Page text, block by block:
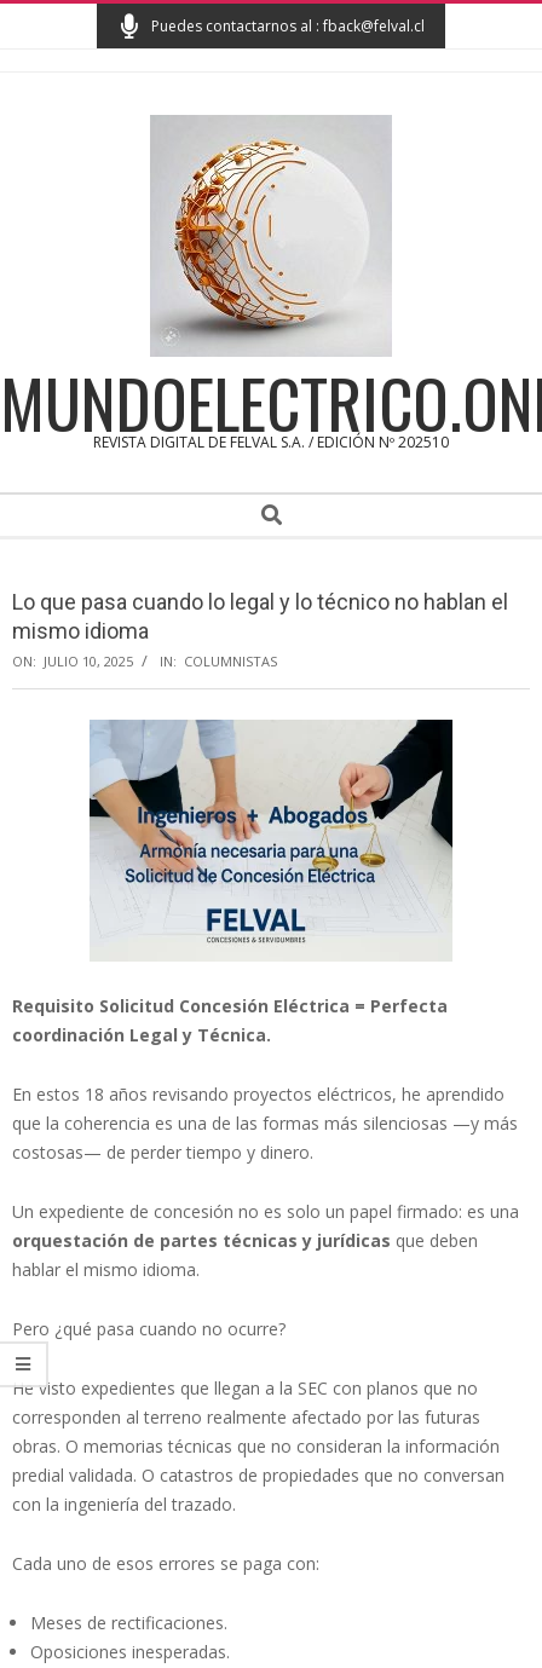
Puedes contactarnos al : fback@felval.cl
REVISTA DIGITAL DE FELVAL S.A. / EDICIÓN Nº 202510
Search
Lo que pasa cuando lo legal y lo técnico no hablan el
mismo idioma
ON: JULIO 10, 2025 IN: COLUMNISTAS
Requisito Solicitud Concesión Eléctrica = Perfecta
coordinación Legal y Técnica.
En estos 18 años revisando proyectos eléctricos, he aprendido
que la coherencia es una de las formas más silenciosas —y más
costosas— de perder tiempo y dinero.
Un expediente de concesión no es solo un papel firmado: es una
orquestación de partes técnicas y jurídicas que deben
hablar el mismo idioma.
Pero ¿qué pasa cuando no ocurre?
He visto expedientes que llegan a la SEC con planos que no
corresponden al terreno realmente afectado por las futuras
obras. O memorias técnicas que no consideran la información
predial validada. O catastros de propiedades que no conversan
con la ingeniería del trazado.
Cada uno de esos errores se paga con:
Meses de rectificaciones.
Oposiciones inesperadas.